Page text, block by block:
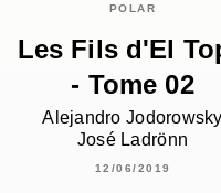
POLAR
Les Fils d'El
- Tome 02
Alejandro Jodorowsky
José Ladrönn
12/06/2019